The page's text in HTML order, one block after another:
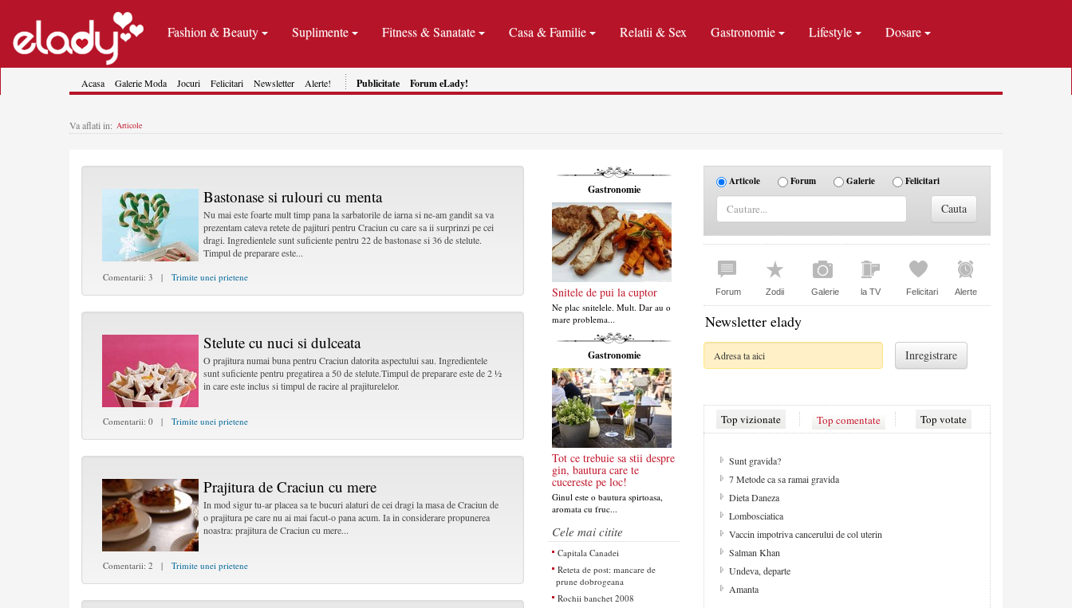
Fashion & Beauty Suplimente Fitness & Sanatate Casa & Familie Relatii & Sex Gastronomie Lifestyle Dosare
Acasa Galerie Moda Jocuri Felicitari Newsletter Alerte! Publicitate Forum eLady!
Va aflati in: Articole
Bastonase si rulouri cu menta
Nu mai este foarte mult timp pana la sarbatorile de iarna si ne-am gandit sa va
prezentam cateva retete de pajituri pentru Craciun cu care sa ii surprinzi pe cei
dragi. Ingredientele sunt suficiente pentru 22 de bastonase si 36 de stelute.
Timpul de preparare este...
Comentarii: 3 | Trimite unei prietene
Stelute cu nuci si dulceata
O prajitura numai buna pentru Craciun datorita aspectului sau. Ingredientele
sunt suficiente pentru pregatirea a 50 de stelute.Timpul de preparare este de 2 ½
in care este inclus si timpul de racire al prajiturelelor.
Comentarii: 0 | Trimite unei prietene
Prajitura de Craciun cu mere
In mod sigur tu-ar placea sa te bucuri alaturi de cei dragi la masa de Craciun de
o prajitura pe care nu ai mai facut-o pana acum. Ia in considerare propunerea
noastra: prajitura de Craciun cu mere...
Comentarii: 2 | Trimite unei prietene
Gastronomie
Snitele de pui la cuptor
Ne plac snitelele. Mult. Dar au o
mare problema...
Gastronomie
Tot ce trebuie sa stii despre
gin, bautura care te
cucereste pe loc!
Ginul este o bautura spirtoasa,
aromata cu fruc...
Cele mai citite
Capitala Canadei
Reteta de post: mancare de
prune dobrogeana
Rochii banchet 2008
Articole Forum Galerie Felicitari
Forum Zodii Galerie la TV Felicitari Alerte
Newsletter elady
Top vizionate Top comentate Top votate
De ce apare celulita?
Cum sa ai un par fara varfuri despicate
Strategii contra celulitei
Aspecte de retinut pentru camera copilului
Despre sex
Solarul - pretul gambelor aurii
Migrena
Masa de Craciun